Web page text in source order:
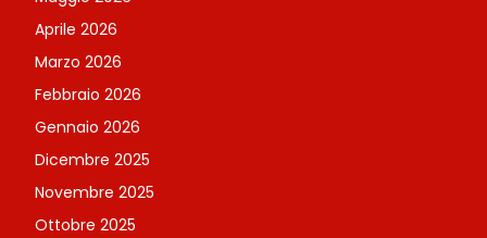
Aprile 2026
Marzo 2026
Febbraio 2026
Gennaio 2026
Dicembre 2025
Novembre 2025
Ottobre 2025